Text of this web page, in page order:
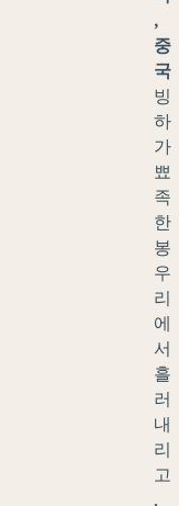
,
중
국
빙
하
가
뾰
족
한
봉
우
리
에
서
흘
러
내
리
고
,